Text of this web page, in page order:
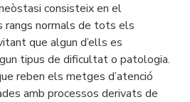
consisteix en el
rangs normals de tots els
que algun d’ells es
tipus de dificultat o patologia.
reben els metges d’atenció
amb processos derivats de